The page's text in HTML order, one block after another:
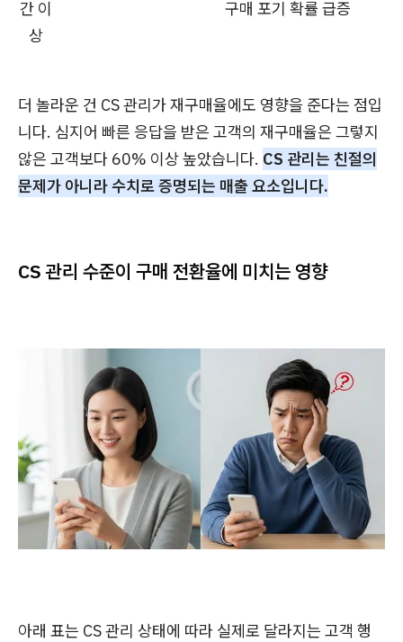
간 이
상
구매 포기 확률 급증
더 놀라운 건 CS 관리가 재구매율에도 영향을 준다는 점입
니다. 심지어 빠른 응답을 받은 고객의 재구매율은 그렇지
않은 고객보다 60% 이상 높았습니다. CS 관리는 친절의
문제가 아니라 수치로 증명되는 매출 요소입니다.
CS 관리 수준이 구매 전환율에 미치는 영향
아래 표는 CS 관리 상태에 따라 실제로 달라지는 고객 행